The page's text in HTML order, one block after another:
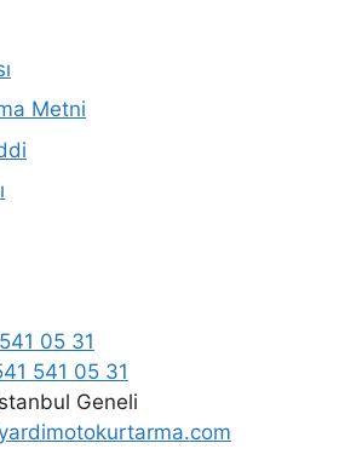
Metni
05 31
541 05 31
Geneli